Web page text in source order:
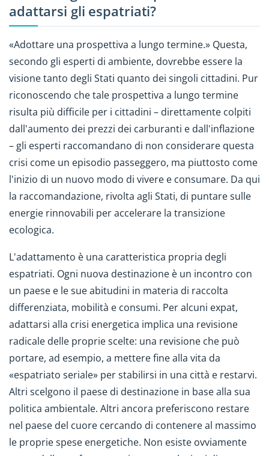
adattarsi gli espatriati?
«Adottare una prospettiva a lungo termine.» Questa,
secondo gli esperti di ambiente, dovrebbe essere la
visione tanto degli Stati quanto dei singoli cittadini. Pur
riconoscendo che tale prospettiva a lungo termine
risulta più difficile per i cittadini – direttamente colpiti
dall'aumento dei prezzi dei carburanti e dall'inflazione
– gli esperti raccomandano di non considerare questa
crisi come un episodio passeggero, ma piuttosto come
l'inizio di un nuovo modo di vivere e consumare. Da qui
la raccomandazione, rivolta agli Stati, di puntare sulle
energie rinnovabili per accelerare la transizione
ecologica.
L'adattamento è una caratteristica propria degli
espatriati. Ogni nuova destinazione è un incontro con
un paese e le sue abitudini in materia di raccolta
differenziata, mobilità e consumi. Per alcuni expat,
adattarsi alla crisi energetica implica una revisione
radicale delle proprie scelte: una revisione che può
portare, ad esempio, a mettere fine alla vita da
«espatriato seriale» per stabilirsi in una città e restarvi.
Altri scelgono il paese di destinazione in base alla sua
politica ambientale. Altri ancora preferiscono restare
nel paese del cuore cercando di contenere al massimo
le proprie spese energetiche. Non esiste ovviamente